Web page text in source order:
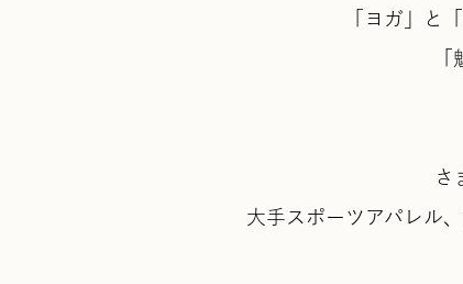
「ヨガ」と
さ
大手スポーツアパレル